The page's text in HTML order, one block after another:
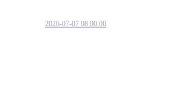
2026-07-07 08:00:00